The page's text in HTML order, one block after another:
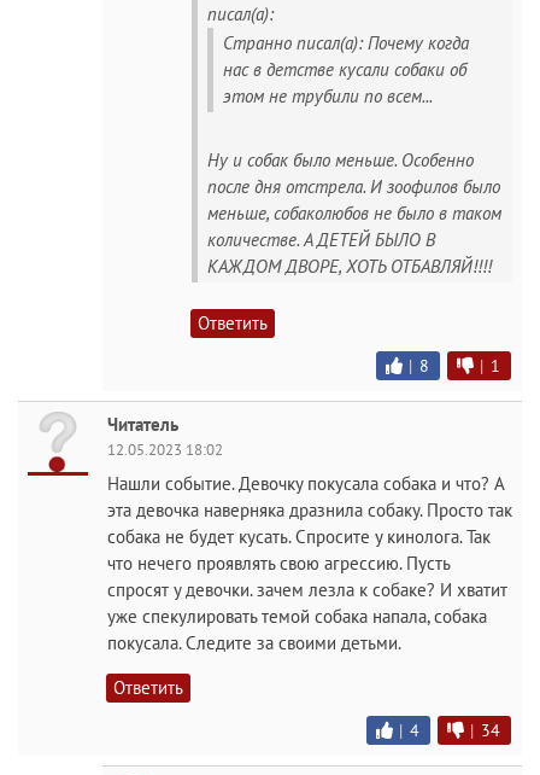
писал(а):
Странно писал(а): Почему когда
нас в детстве кусали собаки об
этом не трубили по всем...
Ну и собак было меньше. Особенно
после дня отстрела. И зоофилов было
меньше, собаколюбов не было в таком
количестве. А ДЕТЕЙ БЫЛО В
КАЖДОМ ДВОРЕ, ХОТЬ ОТБАВЛЯЙ!!!!
Ответить
| 8 | 1
Читатель
12.05.2023 18:02
Нашли событие. Девочку покусала собака и что? А
эта девочка наверняка дразнила собаку. Просто так
собака не будет кусать. Спросите у кинолога. Так
что нечего проявлять свою агрессию. Пусть
спросят у девочки. зачем лезла к собаке? И хватит
уже спекулировать темой собака напала, собака
покусала. Следите за своими детьми.
Ответить
| 4 | 34